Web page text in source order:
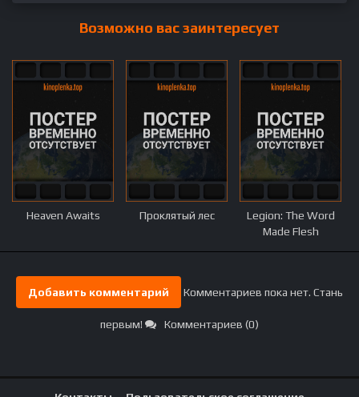
Возможно вас заинтересует
Heaven Awaits Проклятый лес
Legion: The Word
Made Flesh
Добавить комментарий Комментариев пока нет. Стань
первым! Комментариев (0)